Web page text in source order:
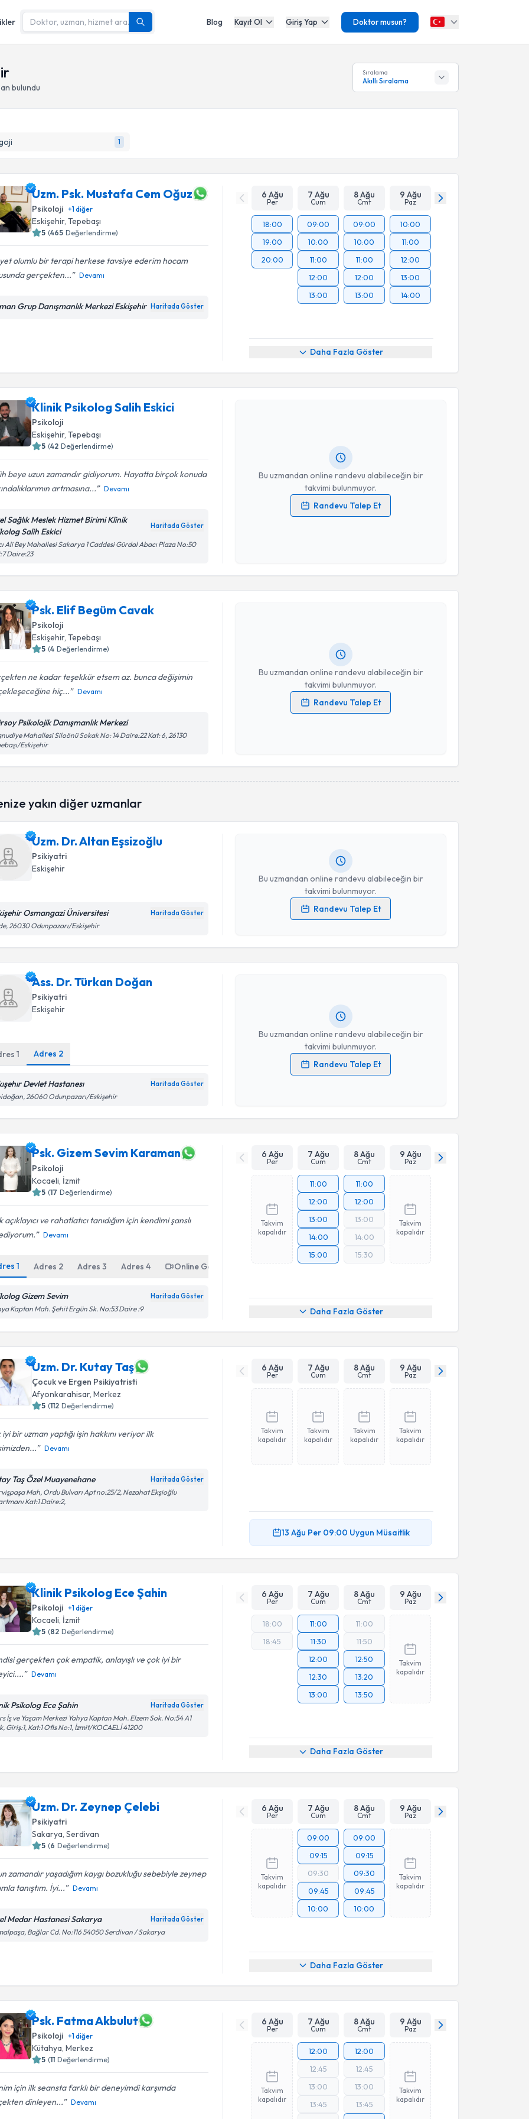
Blog Kayıt Ol Giriş Yap Doktor musun?
bulundu
Sıralama
Akıllı Sıralama
1
Uzm. Psk. Mustafa Cem Oğuz
Psikoloji +1diğer
Eskişehir, Tepebaşı
5 (465 Değerlendirme)
olumlu bir terapi herkese tavsiye ederim hocam
gerçekten...
Devamı
Grup Danışmanlık Merkezi Eskişehir Haritada Göster
6 Ağu
Per
7 Ağu
Cum
8 Ağu
Cmt
9 Ağu
Paz
18:00
19:00
20:00
09:00
10:00
11:00
12:00
13:00
09:00
10:00
11:00
12:00
13:00
10:00
11:00
12:00
13:00
14:00
Daha Fazla Göster
Klinik Psikolog Salih Eskici
Psikoloji
Eskişehir, Tepebaşı
5 (42 Değerlendirme)
beye uzun zamandır gidiyorum. Hayatta birçok konuda
artmasına...
Devamı
Sağlık Meslek Hizmet Birimi Klinik
Salih Eskici
Haritada Göster
Ali Bey Mahallesi Sakarya 1 Caddesi Gürdal Abacı Plaza No:50
Daire:23
Bu uzmandan online randevu alabileceğin bir
takvimi bulunmuyor.
Randevu Talep Et
Randevu Takvimi Talebi
Kişisel verilerimin işlenmesine ilişkinAydınlatma Metni
Takvim Talebini Gönder
Psk. Elif Begüm Cavak
Psikoloji
Eskişehir, Tepebaşı
5 (4 Değerlendirme)
ne kadar teşekkür etsem az. bunca değişimin
hiç...
Devamı
Psikolojik Danışmanlık Merkezi
Mahallesi Siloönü Sokak No: 14 Daire:22 Kat: 6, 26130
Eskişehir
Bu uzmandan online randevu alabileceğin bir
takvimi bulunmuyor.
Randevu Talep Et
Kişisel verilerimin işlenmesine ilişkinAydınlatma Metni
yakın diğer uzmanlar
Uzm. Dr. Altan Eşsizoğlu
Psikiyatri
Eskişehir
Osmangazi Üniversitesi Haritada Göster
26030 Odunpazarı/Eskişehir
Bu uzmandan online randevu alabileceğin bir
takvimi bulunmuyor.
Randevu Talep Et
Kişisel verilerimin işlenmesine ilişkinAydınlatma Metni
Ass. Dr. Türkan Doğan
Psikiyatri
Eskişehir
1 Adres 2
Devlet Hastanesı Haritada Göster
26060 Odunpazarı/Eskişehir
Bu uzmandan online randevu alabileceğin bir
takvimi bulunmuyor.
Randevu Talep Et
Randevu Takvimi Talebi
Kişisel verilerimin işlenmesine ilişkinAydınlatma Metni
Takvim Talebini Gönder
Psk. Gizem Sevim Karaman
Psikoloji
Kocaeli , İzmit
5 (17 Değerlendirme)
açıklayıcı ve rahatlatıcı tanıdığım için kendimi şanslı
Devamı
1 Adres 2 Adres3 Adres4 Online Görüşme
Gizem Sevim Haritada Göster
Kaptan Mah. Şehit Ergün Sk. No:53 Daire :9
6 Ağu
Per
7 Ağu
Cum
8 Ağu
Cmt
9 Ağu
Paz
Takvim
kapalıdır
11:00
12:00
13:00
14:00
15:00
11:00
12:00
13:00
14:00
15:30
Takvim
kapalıdır
Daha Fazla Göster
Uzm. Dr. Kutay Taş
Çocuk ve Ergen Psikiyatristi
Afyonkarahisar, Merkez
5 (112 Değerlendirme)
iyi bir uzman yaptığı işin hakkını veriyor ilk
Devamı
Taş Özel Muayenehane Haritada Göster
Mah, Ordu Bulvarı Apt no:25/2, Nezahat Ekşioğlu
Kat:1 Daire:2,
6 Ağu
Per
7 Ağu
Cum
8 Ağu
Cmt
9 Ağu
Paz
Takvim
kapalıdır
Takvim
kapalıdır
Takvim
kapalıdır
Takvim
kapalıdır
13 Ağu Per 09:00 Uygun Müsaitlik
Klinik Psikolog Ece Şahin
Psikoloji +1diğer
Kocaeli, İzmit
5 (82 Değerlendirme)
gerçekten çok empatik, anlayışlı ve çok iyi bir
Devamı
Psikolog Ece Şahin Haritada Göster
İş ve Yaşam Merkezi Yahya Kaptan Mah. Elzem Sok. No:54 A1
Giriş:1, Kat:1 Ofis No:1, İzmit/KOCAELİ 41200
6 Ağu
Per
7 Ağu
Cum
8 Ağu
Cmt
9 Ağu
Paz
18:00
18:45
11:00
11:30
12:00
12:30
13:00
11:00
11:50
12:50
13:20
13:50
Takvim
kapalıdır
Daha Fazla Göster
Uzm. Dr. Zeynep Çelebi
Psikiyatri
Sakarya , Serdivan
5 (6 Değerlendirme)
zamandır yaşadığım kaygı bozukluğu sebebiyle zeynep
tanıştım. İyi...
Devamı
Medar Hastanesi Sakarya Haritada Göster
Bağlar Cd. No:116 54050 Serdivan / Sakarya
6 Ağu
Per
7 Ağu
Cum
8 Ağu
Cmt
9 Ağu
Paz
Takvim
kapalıdır
09:00
09:15
09:30
09:45
10:00
09:00
09:15
09:30
09:45
10:00
Takvim
kapalıdır
Daha Fazla Göster
Psk. Fatma Akbulut
Psikoloji +1diğer
Kütahya, Merkez
5 (11 Değerlendirme)
için ilk seansta farklı bir deneyimdi karşımda
dinleyen...
Devamı
6 Ağu
Per
7 Ağu
Cum
8 Ağu
Cmt
9 Ağu
Paz
Takvim
kapalıdır
12:00
12:45
13:00
13:45
12:00
12:45
13:00
13:45
Takvim
kapalıdır